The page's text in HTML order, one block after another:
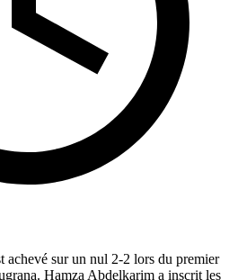
sur un nul 2-2 lors du premier
Hamza Abdelkarim a inscrit les